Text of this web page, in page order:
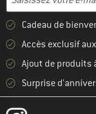
Cadeau de
Accès exclusif
Ajout de produits
Surprise